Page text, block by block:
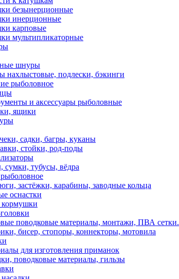
безынерционные
инерционные
карповые
мультипликаторные
шнуры
нахлыстовые, подлески, бэкинги
рыболовное
и аксессуары рыболовные
ящики
садки, багры, куканы
стойки, род-поды
сумки, тубусы, вёдра
застёжки, карабины, заводные кольца
оснастки
кормушки
поводковые материалы, монтажи, ПВА сетки.
бисер, стопоры, коннекторы, мотовила
для изготовления приманок
поводковые материалы, гильзы